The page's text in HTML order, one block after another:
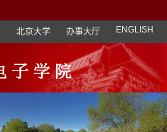
北京大学 办事大厅 ENGLISH